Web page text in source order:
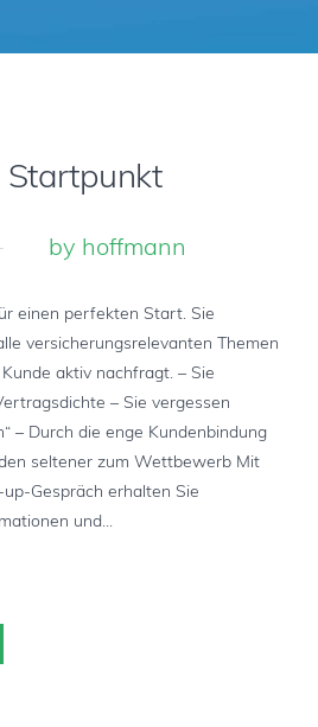
Startpunkt
by hoffmann
einen perfekten Start. Sie
versicherungsrelevanten Themen
aktiv nachfragt. – Sie
– Sie vergessen
– Durch die enge Kundenbindung
seltener zum Wettbewerb Mit
Gespräch erhalten Sie
und...